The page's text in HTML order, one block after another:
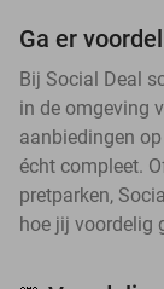
Ga er
Bij Social Deal
in de omgeving
aanbiedingen
écht compleet.
pretparken,
hoe jij voordelig